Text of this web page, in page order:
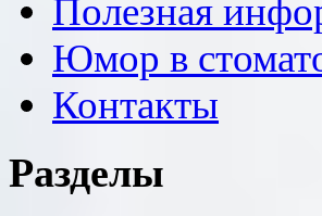
Полезная
Юмор в
Контакты
Разделы